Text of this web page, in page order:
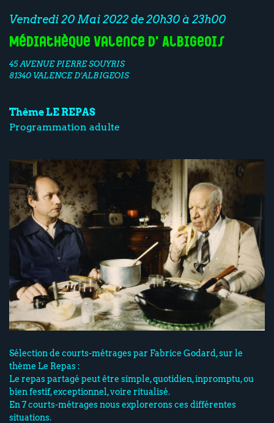
Vendredi 20 Mai 2022 de 20h30 à 23h00
Médiathèque Valence d'Albigeois
45 AVENUE PIERRE SOUYRIS
81340 VALENCE D’ALBIGEOIS
Thème LE REPAS
Programmation adulte
Sélection de courts-métrages par Fabrice Godard, sur le
thème Le Repas :
Le repas partagé peut être simple, quotidien, inpromptu, ou
bien festif, exceptionnel, voire ritualisé.
En 7 courts-métrages nous explorerons ces différentes
situations.